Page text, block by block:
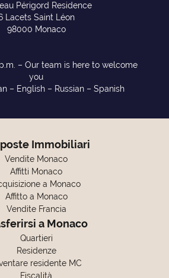
Périgord Residence
Lacets Saint Léon
98000 Monaco
– Our team is here to welcome
you
– English – Russian – Spanish
Immobiliari
Vendite Monaco
Affitti Monaco
a Monaco
Affitto a Monaco
Vendite Francia
a Monaco
Quartieri
Residenze
residente MC
Fiscalità